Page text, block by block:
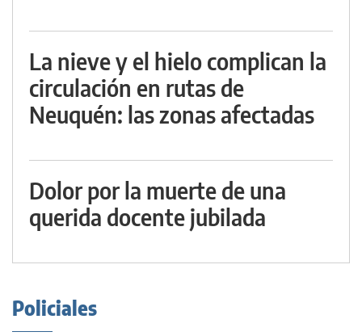
La nieve y el hielo complican la
circulación en rutas de
Neuquén: las zonas afectadas
Dolor por la muerte de una
querida docente jubilada
Policiales